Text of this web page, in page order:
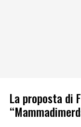
La proposta di